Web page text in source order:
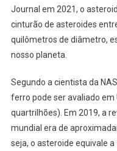
Journal em 2021, o
cinturão de asteroides
quilômetros de diâmetro,
nosso planeta.
Segundo a cientista da
ferro pode ser avaliado em
quartrilhões). Em 2019, a
mundial era de
seja, o asteroide equivale